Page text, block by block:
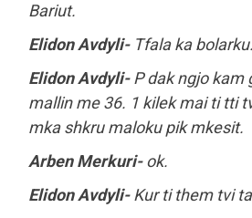
Bariut.
Elidon Avdyli- Tfala ka
Elidon Avdyli-P dak ngjo kam
mallin me 36. 1 kilek mai ti tti
mka shkru maloku pik mkesit.
Arben Merkuri-ok.
Elidon Avdyli-Kur ti them tvi